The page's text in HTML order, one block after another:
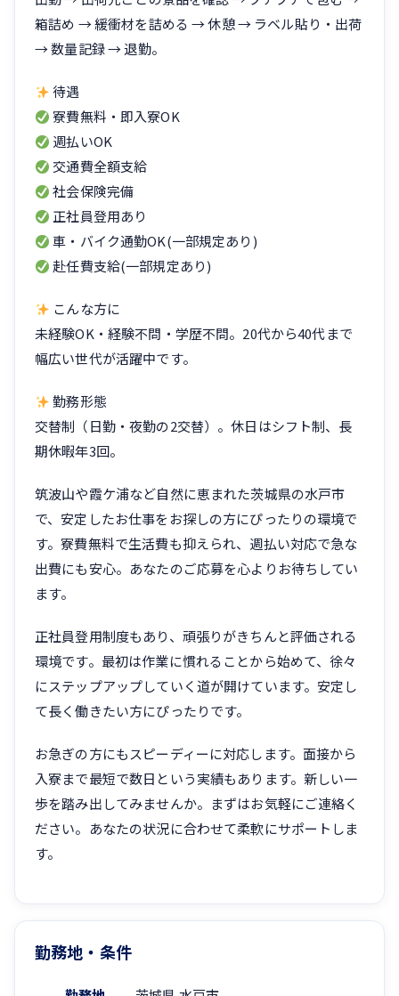
箱詰め → 緩衝材を詰める → 休憩 → ラベル貼り・出荷
→ 数量記録 → 退勤。
待遇
寮費無料・即入寮OK
週払いOK
交通費全額支給
社会保険完備
正社員登用あり
車・バイク通勤OK(一部規定あり)
赴任費支給(一部規定あり)
こんな方に
未経験OK・経験不問・学歴不問。20代から40代まで
幅広い世代が活躍中です。
勤務形態
交替制（日勤・夜勤の2交替）。休日はシフト制、長
期休暇年3回。
筑波山や霞ケ浦など自然に恵まれた茨城県の水戸市
で、安定したお仕事をお探しの方にぴったりの環境で
す。寮費無料で生活費も抑えられ、週払い対応で急な
出費にも安心。あなたのご応募を心よりお待ちしてい
ます。
正社員登用制度もあり、頑張りがきちんと評価される
環境です。最初は作業に慣れることから始めて、徐々
にステップアップしていく道が開けています。安定し
て長く働きたい方にぴったりです。
お急ぎの方にもスピーディーに対応します。面接から
入寮まで最短で数日という実績もあります。新しい一
歩を踏み出してみませんか。まずはお気軽にご連絡く
ださい。あなたの状況に合わせて柔軟にサポートしま
す。
勤務地・条件